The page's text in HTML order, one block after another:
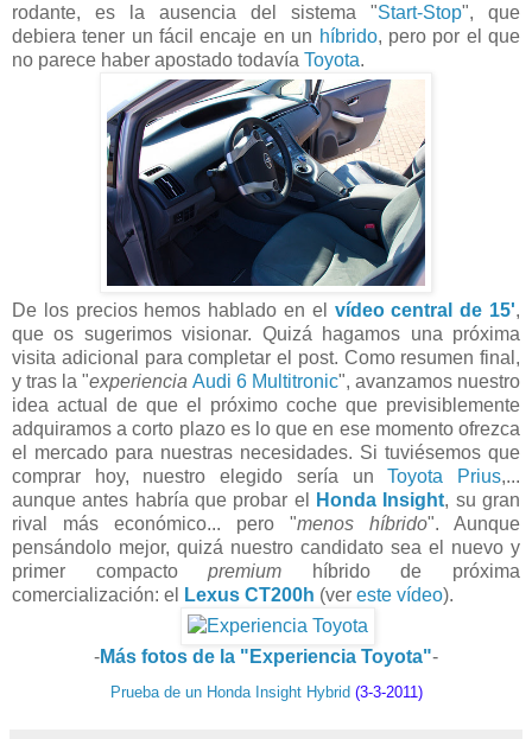
rodante, es la ausencia del sistema "Start-Stop", que
debiera tener un fácil encaje en un híbrido, pero por el que
no parece haber apostado todavía Toyota.
De los precios hemos hablado en el vídeo central de 15',
que os sugerimos visionar. Quizá hagamos una próxima
visita adicional para completar el post. Como resumen final,
y tras la "experiencia Audi 6 Multitronic", avanzamos nuestro
idea actual de que el próximo coche que previsiblemente
adquiramos a corto plazo es lo que en ese momento ofrezca
el mercado para nuestras necesidades. Si tuviésemos que
comprar hoy, nuestro elegido sería unToyota Prius,...
aunque antes habría que probar el
Honda Insight, su gran
rival más económico... pero "menos híbrido". Aunque
pensándolo mejor, quizá nuestro candidato sea el nuevo y
primer compactopremium híbrido de próxima
comercialización: el
Lexus CT200h (ver este vídeo).
-Más fotos de la "Experiencia Toyota"-
Prueba de un Honda Insight Hybrid (3-3-2011)